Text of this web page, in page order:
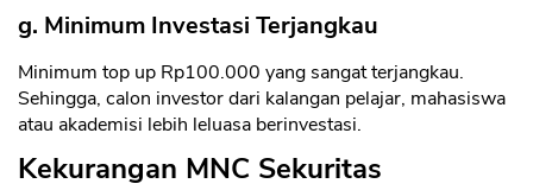
g. Minimum Investasi Terjangkau
Minimum top up Rp100.000 yang sangat terjangkau.
Sehingga, calon investor dari kalangan pelajar, mahasiswa
atau akademisi lebih leluasa berinvestasi.
Kekurangan MNC Sekuritas